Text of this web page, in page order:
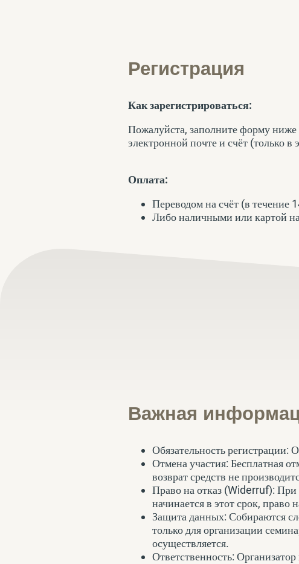
Регистрация
Как зарегистрироваться:
Пожалуйста, заполните форму
электронной почте и счёт (только в
Оплата:
Переводом на счёт (в течение
Либо наличными или картой
Важная
Обязательность регистрации:
Отмена участия: Бесплатная
возврат средств не
Право на отказ (Widerruf): При
начинается в этот срок, право
Защита данных: Собираются
только для организации
осуществляется.
Ответственность: